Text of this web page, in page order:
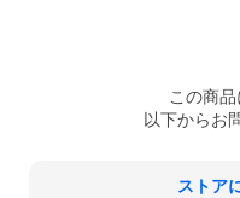
この商品
以下からお
ストア